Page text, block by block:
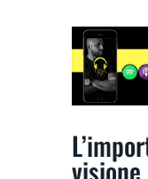
visione